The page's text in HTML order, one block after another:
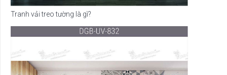
Tranh vải treo tường là gì?